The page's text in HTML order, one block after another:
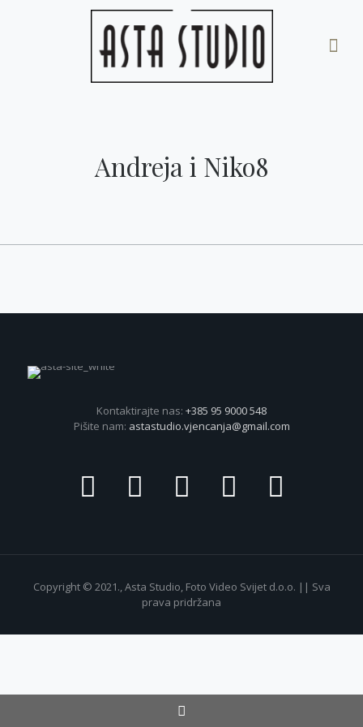
Andreja i Niko8
Kontaktirajte nas: +385 95 9000 548
Pišite nam: astastudio.vjencanja@gmail.com
Copyright © 2021., Asta Studio, Foto Video Svijet d.o.o. || Sva
prava pridržana